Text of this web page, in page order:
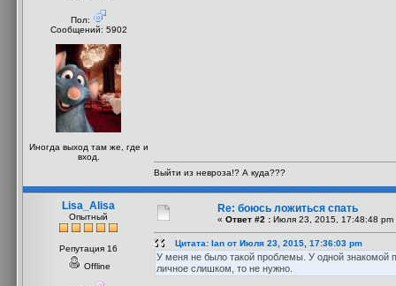
Пол:
Сообщений: 5902
Иногда выход там же, где и
вход.
Выйти из невроза!? А куда???
Lisa_Alisa
Опытный
Репутация 16
Offline
Re: боюсь ложиться спать
« Ответ #2 : Июля 23, 2015, 17:48:48 pm
Цитата: Ian от Июля 23, 2015, 17:36:03 pm
У меня не было такой проблемы. У одной знакомой
личное слишком, то не нужно.